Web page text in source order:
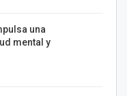
una
mental y